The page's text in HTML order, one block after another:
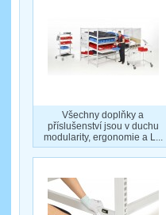
Všechny doplňky a
příslušenství jsou v duchu
modularity, ergonomie a L...